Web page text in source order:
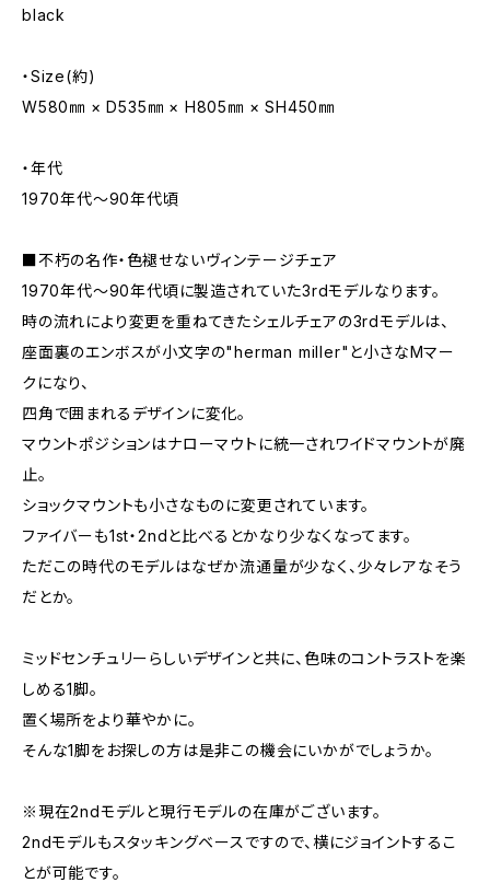
black
・Size(約)
W580㎜ × D535㎜ × H805㎜ × SH450㎜
・年代
1970年代～90年代頃
■不朽の名作・色褪せないヴィンテージチェア
1970年代～90年代頃に製造されていた3rdモデルなります。
時の流れにより変更を重ねてきたシェルチェアの3rdモデルは、
座面裏のエンボスが小文字の"herman miller"と小さなMマー
クになり、
四角で囲まれるデザインに変化。
マウントポジションはナローマウトに統一されワイドマウントが廃
止。
ショックマウントも小さなものに変更されています。
ファイバーも1st・2ndと比べるとかなり少なくなってます。
ただこの時代のモデルはなぜか流通量が少なく、少々レアなそう
だとか。
ミッドセンチュリーらしいデザインと共に、色味のコントラストを楽
しめる1脚。
置く場所をより華やかに。
そんな1脚をお探しの方は是非この機会にいかがでしょうか。
※現在2ndモデルと現行モデルの在庫がございます。
2ndモデルもスタッキングベースですので、横にジョイントするこ
とが可能です。